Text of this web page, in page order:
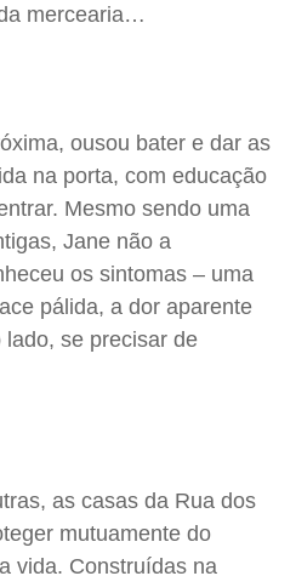
mercearia…
ousou bater e dar as
na porta, com educação
Mesmo sendo uma
Jane não a
os sintomas – uma
pálida, a dor aparente
lado, se precisar de
as casas da Rua dos
mutuamente do
vida. Construídas na